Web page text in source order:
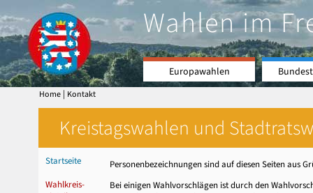
Wahlen im
Europawahlen
Home | Kontakt
Kreistagswahlen und
Startseite
Wahlkreis-
Personenbezeichnungen sind auf diesen Seiten aus
Bei einigen Wahlvorschlägen ist durch den